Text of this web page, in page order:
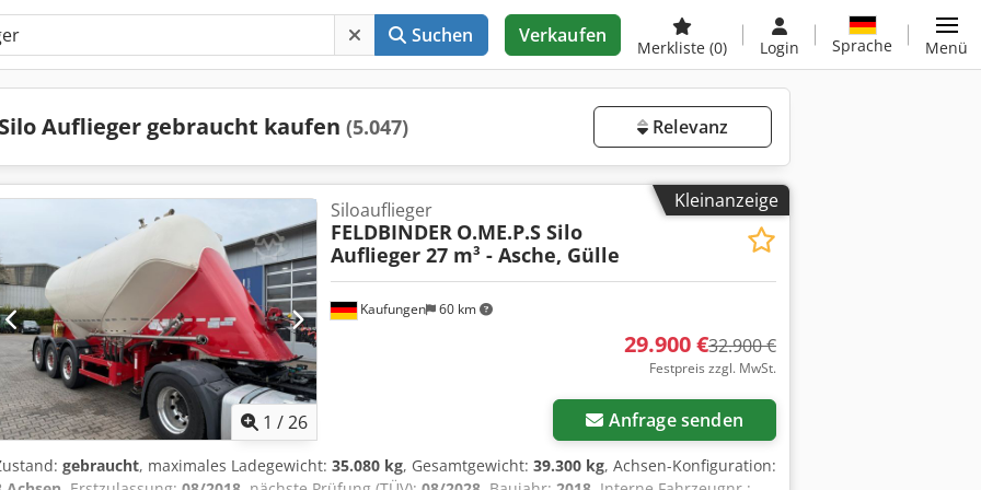
Suchen Verkaufen
Merkliste (0) Login Sprache Menü
Silo Auflieger gebraucht kaufen (5.047) Relevanz
Kleinanzeige
1 /26
Kaufungen 60 km
Siloauflieger
FELDBINDER O.ME.P.S Silo
Auflieger 27 m³ - Asche, Gülle
29.900 €32.900 €
Festpreis zzgl. MwSt.
Anfrage senden
gebraucht, maximales Ladegewicht: 35.080 kg, Gesamtgewicht: 39.300 kg, Achsen-Konfiguration: